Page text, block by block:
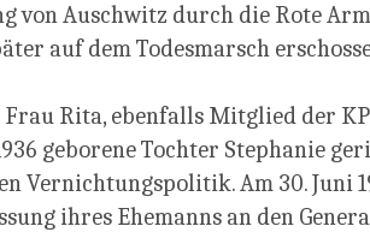
von Auschwitz durch die Rote
auf dem Todesmarsch
Rita, ebenfalls Mitglied der
geborene Tochter Stephanie
Vernichtungspolitik. Am 30. Juni
ihres Ehemanns an den